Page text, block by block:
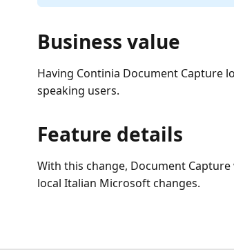
Business value
Having Continia Document Capture
speaking users.
Feature details
With this change, Document
local Italian Microsoft changes.